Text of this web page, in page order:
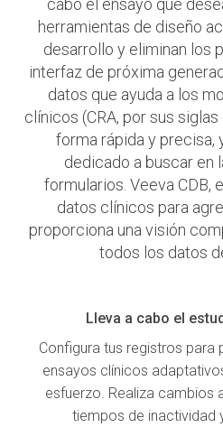
cabo el ensayo que
herramientas de diseño
desarrollo y eliminan los
interfaz de próxima
datos que ayuda a los
clínicos (CRA, por sus
forma rápida y precisa,
dedicado a buscar en
formularios. Veeva CDB,
datos clínicos para
proporciona una visión
todos los datos
Lleva a cabo el
Configura tus registros
ensayos clínicos
esfuerzo. Realiza cambios
tiempos de inactividad